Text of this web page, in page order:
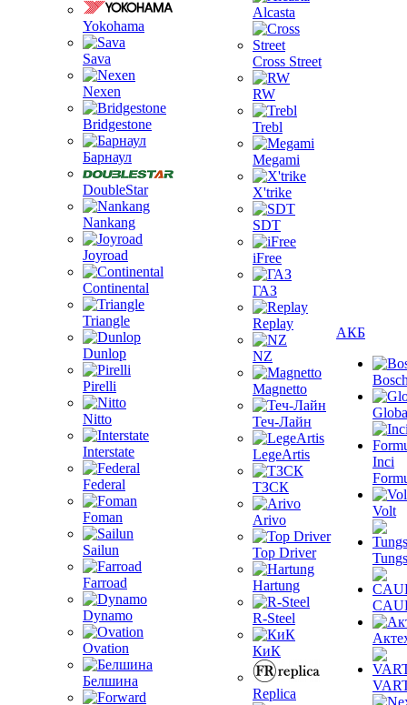
Yokohama
Sava
Nexen
Bridgestone
Барнаул
DoubleStar
Nankang
Joyroad
Continental
Triangle
Dunlop
Pirelli
Nitto
Interstate
Federal
Foman
Sailun
Farroad
Dynamo
Ovation
Белшина
Alcasta
Cross Street
RW
Trebl
Megami
X'trike
SDT
iFree
ГАЗ
Replay
NZ
Magnetto
Теч-Лайн
LegeArtis
ТЗСК
Arivo
Top Driver
Hartung
R-Steel
КиК
Replica
АКБ
Inci
Volt